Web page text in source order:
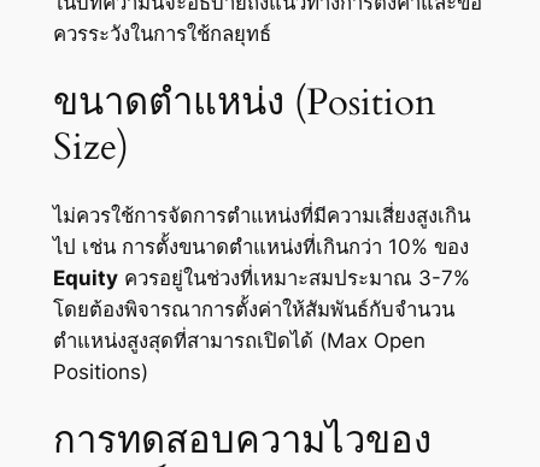
ควรระวังในการใช้กลยุทธ์
ขนาดตำแหน่ง (Position
Size)
ไม่ควรใช้การจัดการตำแหน่งที่มีความเสี่ยงสูงเกิน
ไป เช่น การตั้งขนาดตำแหน่งที่เกินกว่า 10% ของ
Equityควรอยู่ในช่วงที่เหมาะสมประมาณ 3-7%
โดยต้องพิจารณาการตั้งค่าให้สัมพันธ์กับจำนวน
ตำแหน่งสูงสุดที่สามารถเปิดได้ (Max Open
Positions)
การทดสอบความไวของ